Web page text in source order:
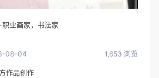
业画家，书法家
08-04 1,653 浏览
作品创作